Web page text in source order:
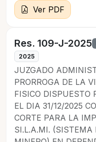
Ver PDF
Res. 109-J-2025
2025
JUZGADO
PRORROGA DE LA
FISICO DISPUESTO
EL DIA 31/12/2025
CORTE PARA LA
SI.L.A.MI. (SISTEMA